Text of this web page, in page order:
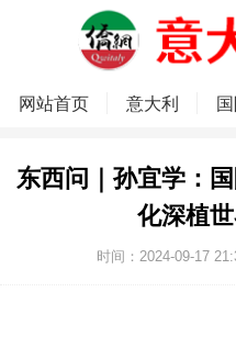
网站首页 意大利
东西问｜孙宜学：
化深植
时间：2024-09-17